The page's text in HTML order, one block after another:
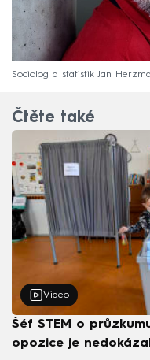
Sociolog a statistik Jan
Čtěte také
Video
Šéf STEM o
opozice je